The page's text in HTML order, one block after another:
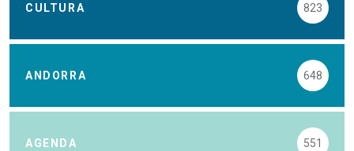
CULTURA 823
ANDORRA 648
AGENDA 551